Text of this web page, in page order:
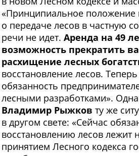
«Принципиальное положение
о передаче лесов в частную
речи не идет. Аренда на 49
возможность прекратить
расхищение лесных
восстановление лесов.
обязанность
лесными разработками».
Владимир Рыжков ту же
в другом свете: «Сейчас
восстановлению лесов лежит
принятием Лесного кодекса